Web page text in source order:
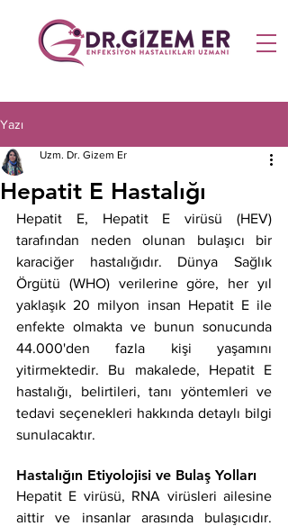
Yazı
Hepatit E Hastalığı
Uzm. Dr. Gizem Er
Hepatit E, Hepatit E virüsü (HEV)
tarafından neden olunan bulaşıcı bir
karaciğer hastalığıdır. Dünya Sağlık
Örgütü (WHO) verilerine göre, her yıl
yaklaşık 20 milyon insan Hepatit E ile
enfekte olmakta ve bunun sonucunda
44.000'den fazla kişi yaşamını
yitirmektedir. Bu makalede, Hepatit E
hastalığı, belirtileri, tanı yöntemleri ve
tedavi seçenekleri hakkında detaylı bilgi
sunulacaktır.
Hastalığın Etiyolojisi ve Bulaş Yolları
Hepatit E virüsü, RNA virüsleri ailesine
aittir ve insanlar arasında bulaşıcıdır.